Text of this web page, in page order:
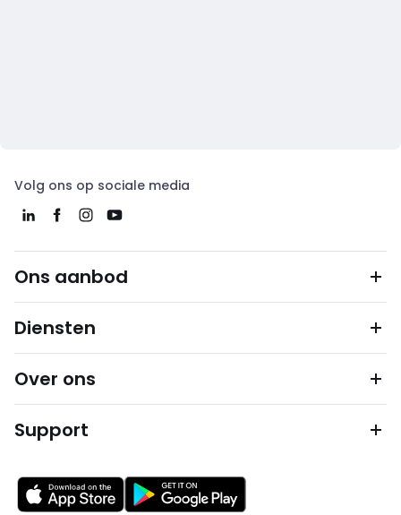
Volg ons op sociale media
Ons aanbod
Diensten
Over ons
Support